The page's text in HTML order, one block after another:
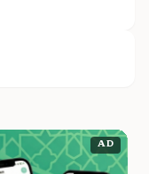
AD